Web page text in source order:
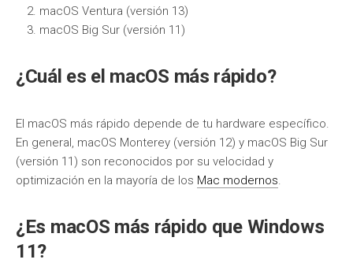
macOS Ventura (versión 13)
macOS Big Sur (versión 11)
¿Cuál es el macOS más rápido?
El macOS más rápido depende de tu hardware específico.
En general, macOS Monterey (versión 12) y macOS Big Sur
(versión 11) son reconocidos por su velocidad y
optimización en la mayoría de los Mac modernos.
¿Es macOS más rápido que Windows
11?